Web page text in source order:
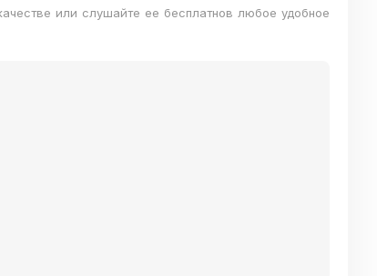
или слушайте ее бесплатнов любое удобное